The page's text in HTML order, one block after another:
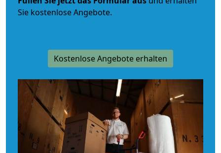
Sie kostenlose Angebote.
Kostenlose Angebote erhalten